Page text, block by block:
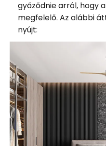
győződnie arról, hogy
megfelelő. Az alábbi
nyújt: